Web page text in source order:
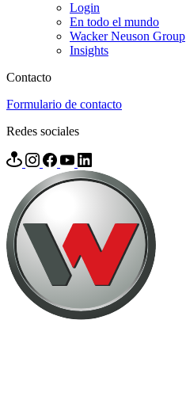
Login
En todo el mundo
Wacker Neuson Group
Insights
Contacto
Formulario de contacto
Redes sociales